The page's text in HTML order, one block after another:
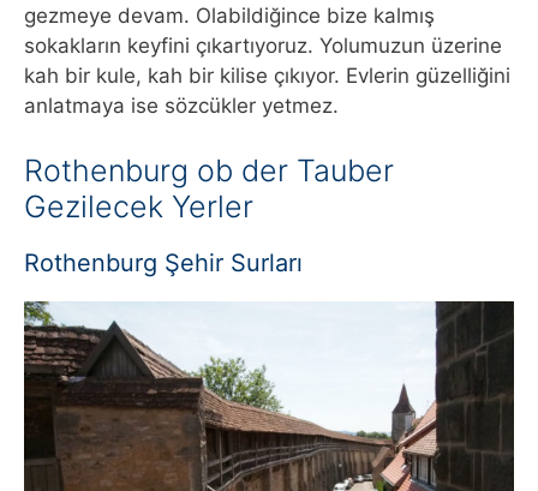
gezmeye devam. Olabildiğince bize kalmış
sokakların keyfini çıkartıyoruz. Yolumuzun üzerine
kah bir kule, kah bir kilise çıkıyor. Evlerin güzelliğini
anlatmaya ise sözcükler yetmez.
Rothenburg ob der Tauber
Gezilecek Yerler
Rothenburg Şehir Surları